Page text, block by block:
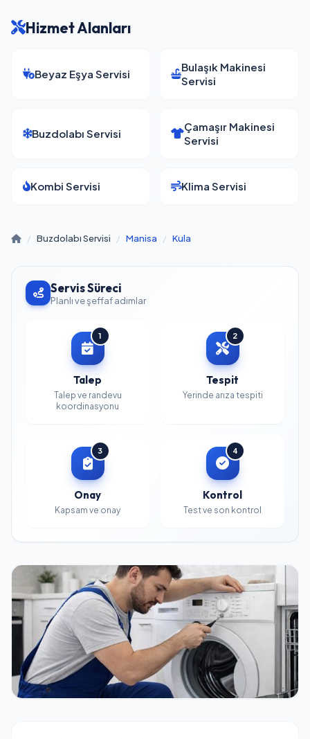
Hizmet Alanları
Beyaz Eşya Servisi
Bulaşık Makinesi
Servisi
Buzdolabı Servisi
Çamaşır Makinesi
Servisi
Kombi Servisi Klima Servisi
/ Buzdolabı Servisi / Manisa / Kula
Servis Süreci
Planlı ve şeffaf adımlar
1
Talep
Talep ve randevu
koordinasyonu
2
Tespit
Yerinde arıza tespiti
3
Onay
Kapsam ve onay
4
Kontrol
Test ve son kontrol